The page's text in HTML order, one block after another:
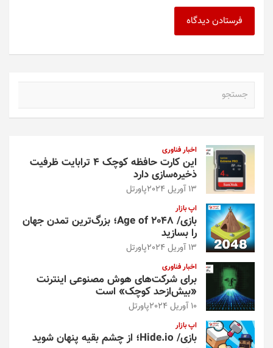
اخبار فناوری
این کارت حافظه کوچک ۴ ترابایت ظرفیت
ذخیره‌سازی دارد
13 آوریل 2024 پاورتل
اپ بازار
بازی/ Age of 2048؛ بزرگ‌ترین تمدن جهان
را بسازید
13 آوریل 2024 پاورتل
اخبار فناوری
برای شرکت‌های هوش مصنوعی اینترنت
«بیش‌از‌حد کوچک» است
10 آوریل 2024 پاورتل
اپ بازار
بازی/ Hide.io؛ از چشم بقیه پنهان شوید